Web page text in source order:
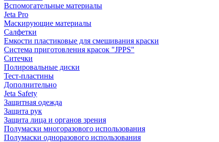
Вспомогательные материалы
Jeta Pro
Маскирующие материалы
Салфетки
Емкости пластиковые для смешивания краски
Система приготовления красок "JPPS"
Ситечки
Полировальные диски
Тест-пластины
Дополнительно
Jeta Safety
Защитная одежда
Защита рук
Защита лица и органов зрения
Полумаски многоразового использования
Полумаски одноразового использования